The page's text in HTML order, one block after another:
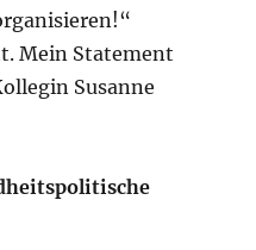
Mein Statement
Susanne